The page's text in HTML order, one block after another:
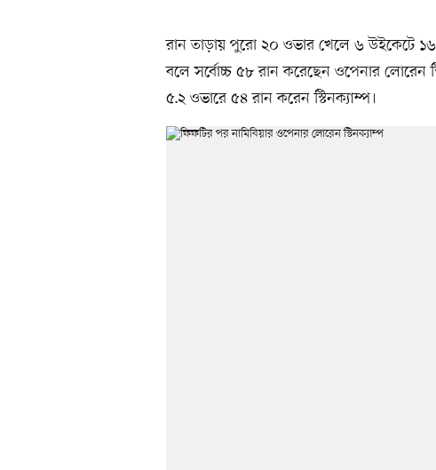
রান তাড়ায় পুরো ২০ ওভার খেলে ৬ উইকেটে
বলে সর্বোচ্চ ৫৮ রান করেছেন ওপেনার লোরেন
৫.২ ওভারে ৫৪ রান করেন স্টিনক্যাম্প।